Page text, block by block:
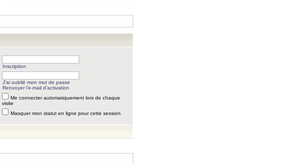
Inscription
J’ai oublié mon mot de passe
Renvoyer l’e-mail d’activation
Me connecter automatiquement lors de chaque
visite
Masquer mon statut en ligne pour cette session